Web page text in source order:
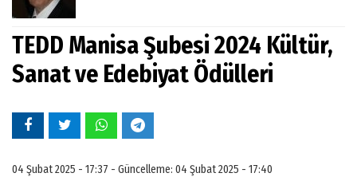
Gazete
Arşivi
Günün
Haberleri
Biyografiler
Galeri
Etkinlikler
Gizlilik
İlkeleri
TEDD Manisa Şubesi 2024 Kültür,
Sanat ve Edebiyat Ödülleri
04 Şubat 2025 - 17:37 - Güncelleme: 04 Şubat 2025 - 17:40